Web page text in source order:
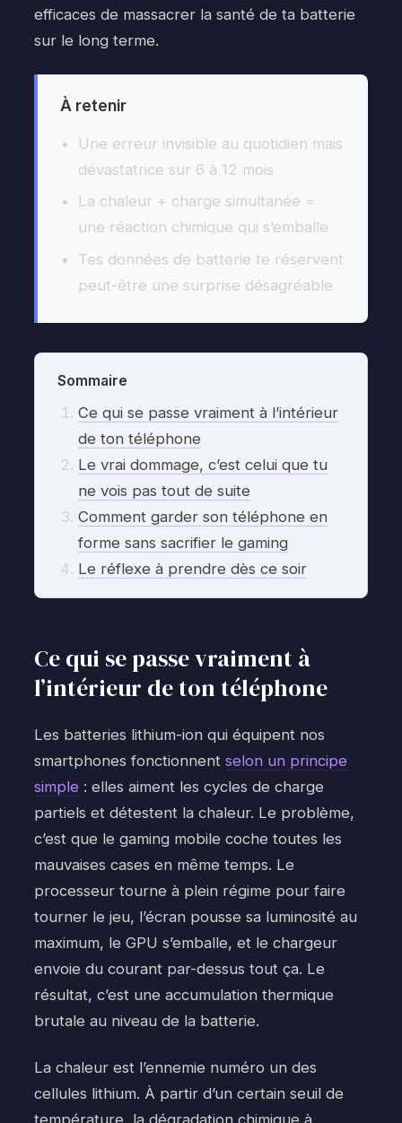
efficaces de massacrer la santé de ta batterie
sur le long terme.
À retenir
Une erreur invisible au quotidien mais
dévastatrice sur 6 à 12 mois
La chaleur + charge simultanée =
une réaction chimique qui s’emballe
Tes données de batterie te réservent
peut-être une surprise désagréable
Sommaire
Ce qui se passe vraiment à l’intérieur
de ton téléphone
Le vrai dommage, c’est celui que tu
ne vois pas tout de suite
Comment garder son téléphone en
forme sans sacrifier le gaming
Le réflexe à prendre dès ce soir
Ce qui se passe vraiment à
l’intérieur de ton téléphone
Les batteries lithium-ion qui équipent nos
smartphones fonctionnent selon un principe
simple : elles aiment les cycles de charge
partiels et détestent la chaleur. Le problème,
c’est que le gaming mobile coche toutes les
mauvaises cases en même temps. Le
processeur tourne à plein régime pour faire
tourner le jeu, l’écran pousse sa luminosité au
maximum, le GPU s’emballe, et le chargeur
envoie du courant par-dessus tout ça. Le
résultat, c’est une accumulation thermique
brutale au niveau de la batterie.
La chaleur est l’ennemie numéro un des
cellules lithium. À partir d’un certain seuil de